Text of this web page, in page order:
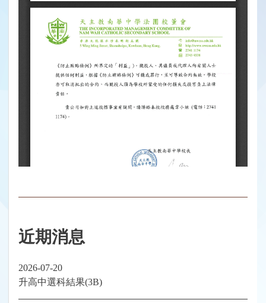
近期消息
2026-07-20
升高中選科結果(3B)